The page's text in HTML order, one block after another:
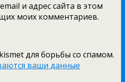
и адрес сайта в этом
моих комментариев.
для борьбы со спамом.
ваши данные